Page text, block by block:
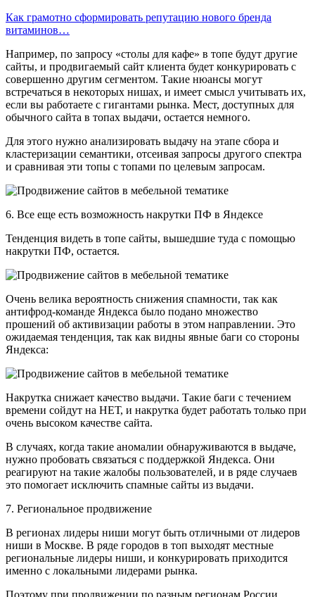
Как грамотно сформировать репутацию нового бренда
витаминов…
Например, по запросу «столы для кафе» в топе будут другие
сайты, и продвигаемый сайт клиента будет конкурировать с
совершенно другим сегментом. Такие нюансы могут
встречаться в некоторых нишах, и имеет смысл учитывать их,
если вы работаете с гигантами рынка. Мест, доступных для
обычного сайта в топах выдачи, остается немного.
Для этого нужно анализировать выдачу на этапе сбора и
кластеризации семантики, отсеивая запросы другого спектра
и сравнивая эти топы с топами по целевым запросам.
6. Все еще есть возможность накрутки ПФ в Яндексе
Тенденция видеть в топе сайты, вышедшие туда с помощью
накрутки ПФ, остается.
Очень велика вероятность снижения спамности, так как
антифрод-команде Яндекса было подано множество
прошений об активизации работы в этом направлении. Это
ожидаемая тенденция, так как видны явные баги со стороны
Яндекса:
Накрутка снижает качество выдачи. Такие баги с течением
времени сойдут на НЕТ, и накрутка будет работать только при
очень высоком качестве сайта.
В случаях, когда такие аномалии обнаруживаются в выдаче,
нужно пробовать связаться с поддержкой Яндекса. Они
реагируют на такие жалобы пользователей, и в ряде случаев
это помогает исключить спамные сайты из выдачи.
7. Региональное продвижение
В регионах лидеры ниши могут быть отличными от лидеров
ниши в Москве. В ряде городов в топ выходят местные
региональные лидеры ниши, и конкурировать приходится
именно с локальными лидерами рынка.
Поэтому при продвижении по разным регионам России